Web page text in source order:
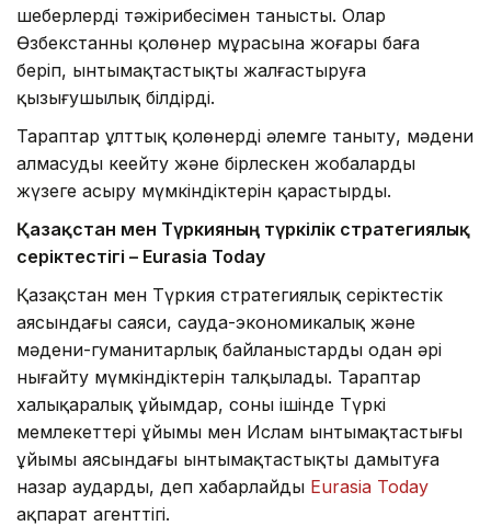
шеберлердің тәжірибесімен танысты. Олар
Өзбекстанның қолөнер мұрасына жоғары баға
беріп, ынтымақтастықты жалғастыруға
қызығушылық білдірді.
Тараптар ұлттық қолөнерді әлемге таныту, мәдени
алмасуды кеңейту және бірлескен жобаларды
жүзеге асыру мүмкіндіктерін қарастырды.
Қазақстан мен Түркияның түркілік стратегиялық
серіктестігі – Eurasia Today
Қазақстан мен Түркия стратегиялық серіктестік
аясындағы саяси, сауда-экономикалық және
мәдени-гуманитарлық байланыстарды одан әрі
нығайту мүмкіндіктерін талқылады. Тараптар
халықаралық ұйымдар, соның ішінде Түркі
мемлекеттері ұйымы мен Ислам ынтымақтастығы
ұйымы аясындағы ынтымақтастықты дамытуға
назар аударды, деп хабарлайды Eurasia Today
ақпарат агенттігі.